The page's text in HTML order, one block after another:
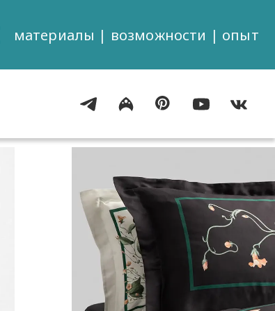
материалы | возможности | опыт